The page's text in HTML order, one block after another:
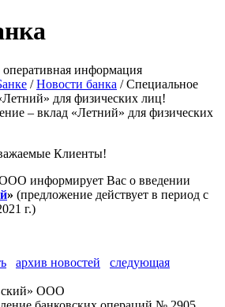
информация
/Новости банка /Специальное
для физических лиц!
– вклад «Летний» для физических
Клиенты!
информирует Вас о введении
» (предложение действует в период с
г.)
архив новостей
следующая
ООО